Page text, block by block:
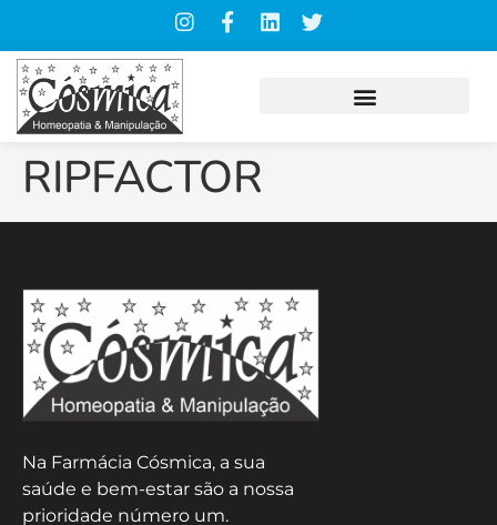
RIPFACTOR
Na Farmácia Cósmica, a sua
saúde e bem-estar são a nossa
prioridade número um.